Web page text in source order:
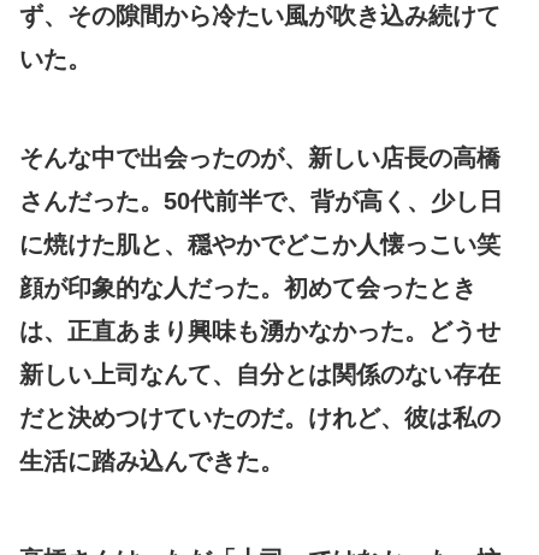
ず、その隙間から冷たい風が吹き込み続けて
いた。
そんな中で出会ったのが、新しい店長の高橋
さんだった。50代前半で、背が高く、少し日
に焼けた肌と、穏やかでどこか人懐っこい笑
顔が印象的な人だった。初めて会ったとき
は、正直あまり興味も湧かなかった。どうせ
新しい上司なんて、自分とは関係のない存在
だと決めつけていたのだ。けれど、彼は私の
生活に踏み込んできた。